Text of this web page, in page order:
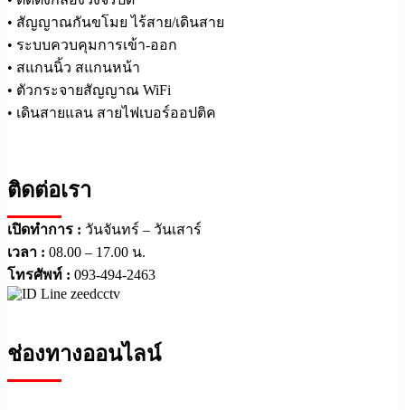
• สัญญาณกันขโมย ไร้สาย/เดินสาย
• ระบบควบคุมการเข้า-ออก
• สแกนนิ้ว สแกนหน้า
• ตัวกระจายสัญญาณ WiFi
• เดินสายแลน สายไฟเบอร์ออปติค
ติดต่อเรา
เปิดทำการ : วันจันทร์ – วันเสาร์
เวลา : 08.00 – 17.00 น.
โทรศัพท์ : 093-494-2463
ช่องทางออนไลน์